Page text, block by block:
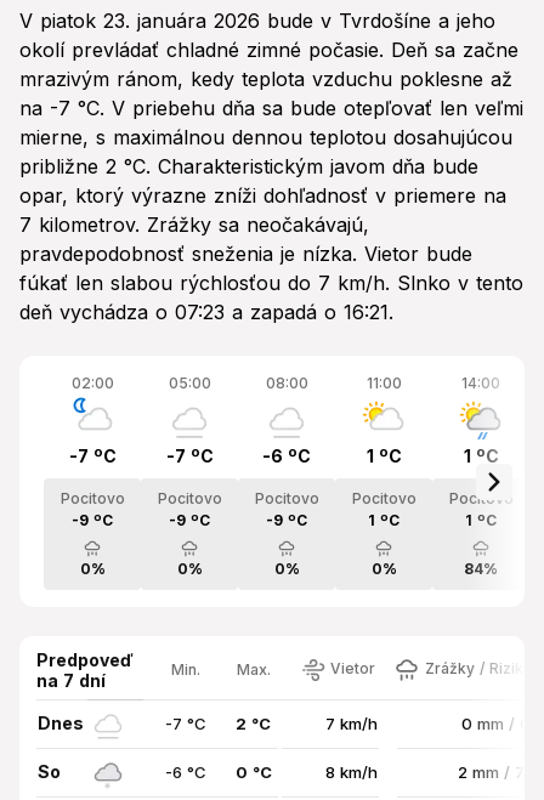
V piatok 23. januára 2026 bude v Tvrdošíne a jeho
okolí prevládať chladné zimné počasie. Deň sa začne
mrazivým ránom, kedy teplota vzduchu poklesne až
na -7 °C. V priebehu dňa sa bude otepľovať len veľmi
mierne, s maximálnou dennou teplotou dosahujúcou
približne 2 °C. Charakteristickým javom dňa bude
opar, ktorý výrazne zníži dohľadnosť v priemere na
7 kilometrov. Zrážky sa neočakávajú,
pravdepodobnosť sneženia je nízka. Vietor bude
fúkať len slabou rýchlosťou do 7 km/h. Slnko v tento
deň vychádza o 07:23 a zapadá o 16:21.
02:00
-7 ºC
Pocitovo
-9 ºC
0%
05:00
-7 ºC
Pocitovo
-9 ºC
0%
08:00
-6 ºC
Pocitovo
-9 ºC
0%
11:00
1 ºC
Pocitovo
1 ºC
0%
14:00
1 ºC
Pocitovo
1 ºC
84%
Predpoveď
na 7 dní
Min. Max. Vietor Zrážky / Riziko
Dnes -7 °C 2 °C 7 km/h 0 mm /
So -6 °C 0 °C 8 km/h 2 mm /